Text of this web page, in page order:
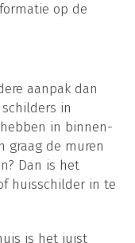
op de
aanpak dan
in
in binnen-
graag de muren
Dan is het
huisschilder in te
is het juist